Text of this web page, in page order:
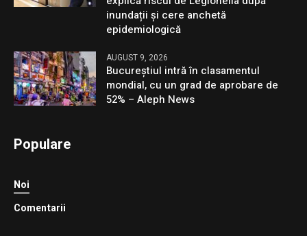
inundații și cere anchetă
epidemiologică
AUGUST 9, 2026
Bucureștiul intră în clasamentul
mondial, cu un grad de aprobare de
52% – Aleph News
Populare
Noi
Comentarii